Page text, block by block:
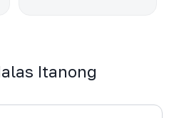
Itanong